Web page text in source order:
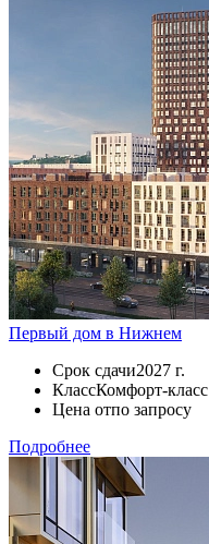
Первый дом в Нижнем
Срок сдачи2027 г.
КлассКомфорт-класс
Цена отпо запросу
Подробнее